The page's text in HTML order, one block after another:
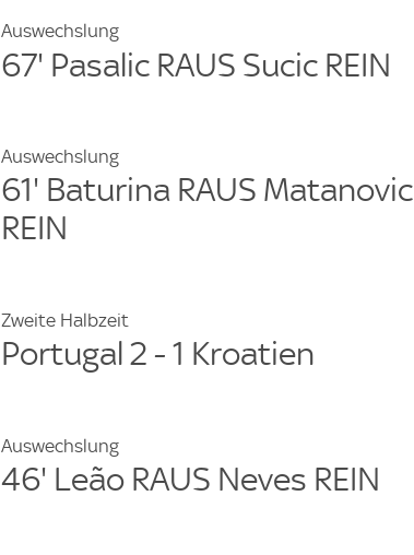
Auswechslung
67' Pasalic RAUS Sucic REIN
Auswechslung
61' Baturina RAUS Matanovic
REIN
Zweite Halbzeit
Portugal 2 - 1 Kroatien
Auswechslung
46' Leão RAUS Neves REIN